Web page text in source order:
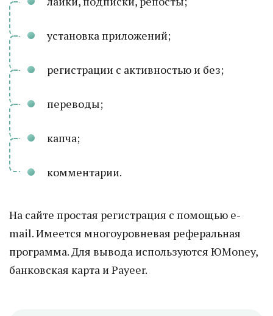
установка приложений;
регистрации с активностью и без;
переводы;
капча;
комментарии.
На сайте простая регистрация с помощью e-
mail. Имеется многоуровневая реферальная
программа. Для вывода используются ЮMoney,
банковская карта и Payeer.